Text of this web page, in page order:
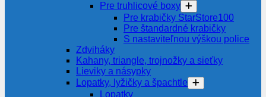
Pre truhlicové boxy
Pre krabičky StarStore100
Pre štandardné krabičky
S nastaviteľnou výškou police
Zdviháky
Kahany, triangle, trojnožky a sieťky
Lieviky a násypky
Lopatky, lyžičky a špachtle
Lopatky